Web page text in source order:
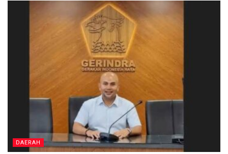
DAERAH